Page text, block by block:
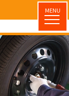
MENU